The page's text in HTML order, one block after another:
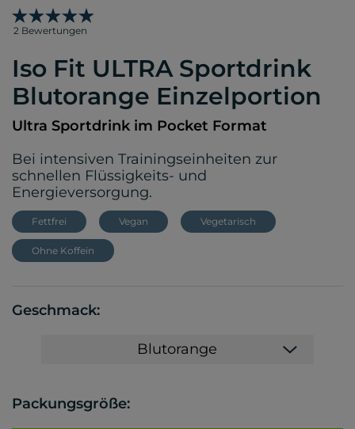
2 Bewertungen
Iso Fit ULTRA Sportdrink
Blutorange Einzelportion
Ultra Sportdrink im Pocket Format
Bei intensiven Trainingseinheiten zur
schnellen Flüssigkeits- und
Energieversorgung.
Fettfrei Vegan Vegetarisch
Ohne Koffein
Geschmack:
Blutorange
Packungsgröße: